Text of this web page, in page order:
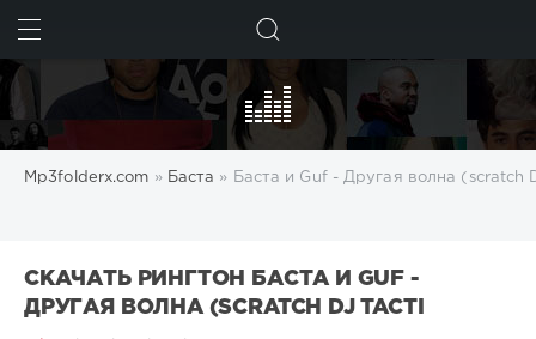
Mp3folderx.com » Баста » Баста и Guf - Другая волна (scratch
СКАЧАТЬ РИНГТОН БАСТА И GUF -
ДРУГАЯ ВОЛНА (SCRATCH DJ TACTI